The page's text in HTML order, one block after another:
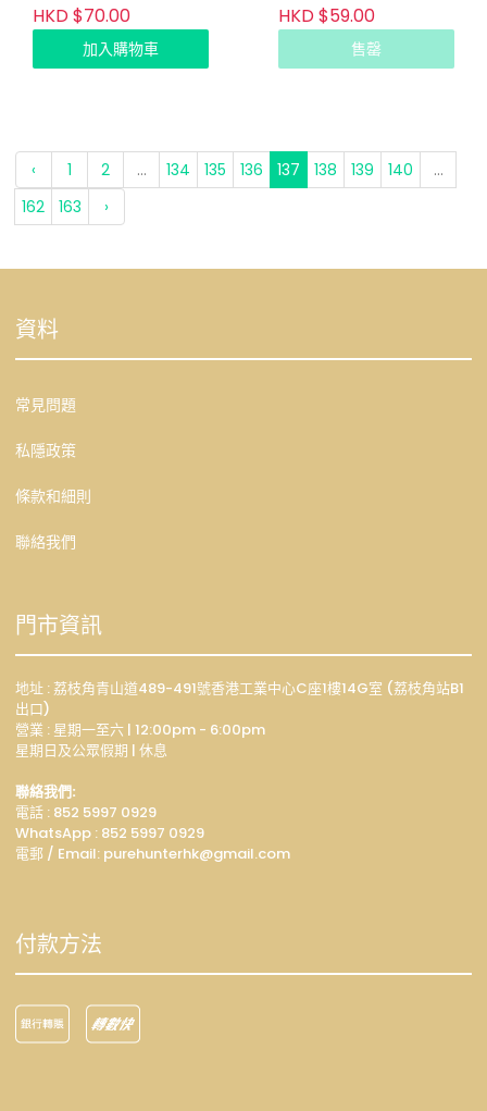
HKD $70.00
加入購物車
HKD $59.00
售罄
‹ 1 2 ... 134 135 136 137 138 139 140
...
162
163 ›
資料
常見問題
私隱政策
條款和細則
聯絡我們
門市資訊
地址 : 荔枝角青山道489-491號香港工業中心C座1樓14G室 (荔枝角站B1
出口)
營業 : 星期一至六 | 12:00pm - 6:00pm
星期日及公眾假期 | 休息
聯絡我們:
電話 : 852 5997 0929
WhatsApp : 852 5997 0929
電郵 / Email: purehunterhk@gmail.com
付款方法